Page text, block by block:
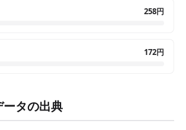
258円
172円
タの出典